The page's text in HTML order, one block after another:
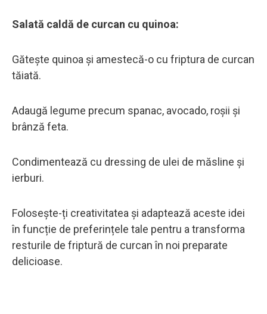
Salată caldă de curcan cu quinoa:
Gătește quinoa și amestecă-o cu friptura de curcan
tăiată.
Adaugă legume precum spanac, avocado, roșii și
brânză feta.
Condimentează cu dressing de ulei de măsline și
ierburi.
Folosește-ți creativitatea și adaptează aceste idei
în funcție de preferințele tale pentru a transforma
resturile de friptură de curcan în noi preparate
delicioase.